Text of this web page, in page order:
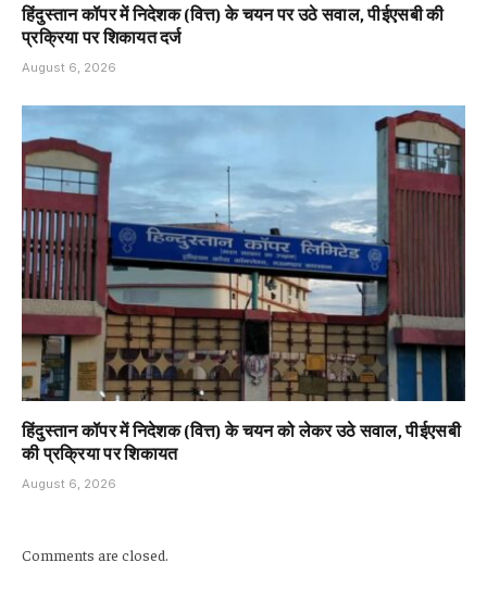
हिंदुस्तान कॉपर में निदेशक (वित्त) के चयन पर उठे सवाल, पीईएसबी की
प्रक्रिया पर शिकायत दर्ज
August 6, 2026
हिंदुस्तान कॉपर में निदेशक (वित्त) के चयन को लेकर उठे सवाल, पीईएसबी
की प्रक्रिया पर शिकायत
August 6, 2026
Comments are closed.